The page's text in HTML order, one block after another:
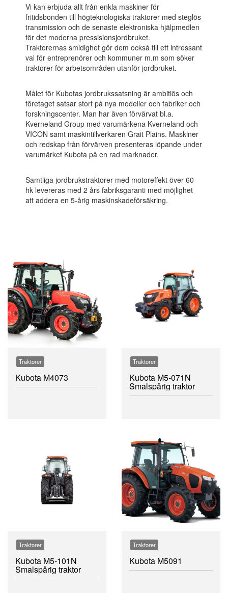
Vi kan erbjuda allt från enkla maskiner för
fritidsbonden till högteknologiska traktorer med steglös
transmission och de senaste elektroniska hjälpmedlen
för det moderna pressisionsjordbruket.
Traktorernas smidighet gör dem också till ett intressant
val för entreprenörer och kommuner m.m som söker
traktorer för arbetsområden utanför jordbruket.
Målet för Kubotas jordbrukssatsning är ambitiös och
företaget satsar stort på nya modeller och fabriker och
forskningscenter. Man har även förvärvat bl.a.
Kverneland Group med varumärkena Kverneland och
VICON samt maskintillverkaren Grait Plains. Maskiner
och redskap från förvärven presenteras löpande under
varumärket Kubota på en rad marknader.
Samtliga jordbrukstraktorer med motoreffekt över 60
hk levereras med 2 års fabriksgaranti med möjlighet
att addera en 5-årig maskinskadeförsäkring.
Traktorer
Kubota M4073
Traktorer
Kubota M5-071N
Smalspårig traktor
Traktorer
Kubota M5-101N
Smalspårig traktor
Traktorer
Kubota M5091